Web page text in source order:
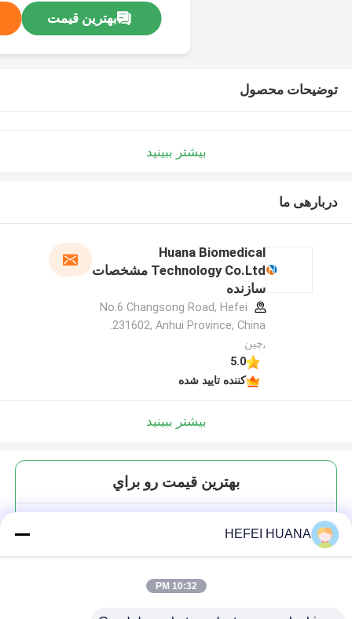
بهترین قیمت
توضیحات محصول
بیشتر ببینید
دربارهی ما
Huana Biomedical
Technology Co.Ltd مشخصات
سازنده
No.6 Changsong Road, Hefei
,چین
5.0
کننده تایید شده
بیشتر ببینید
بهترين قيمت رو براي
HEFEI HUANA
10:32 PM